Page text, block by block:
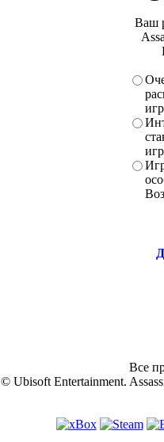
Ваш
Все
© Ubisoft Entertainment.